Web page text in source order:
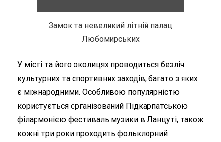
Замок та невеликий літній палац
Любомирських
У місті та його околицях проводиться безліч
культурних та спортивних заходів, багато з яких
є міжнародними. Особливою популярністю
користується організований Підкарпатською
філармонією фестиваль музики в Ланцуті, також
кожні три роки проходить фольклорний